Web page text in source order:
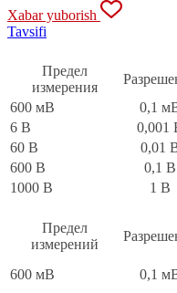
Xabar yuborish
Tavsifi
Предел
измерения
600 мВ
0,1
6 В
0,001
60 В
0,01
600 В
0,1 В
1000 В
1 В
Предел
измерений
600 мВ 0,1